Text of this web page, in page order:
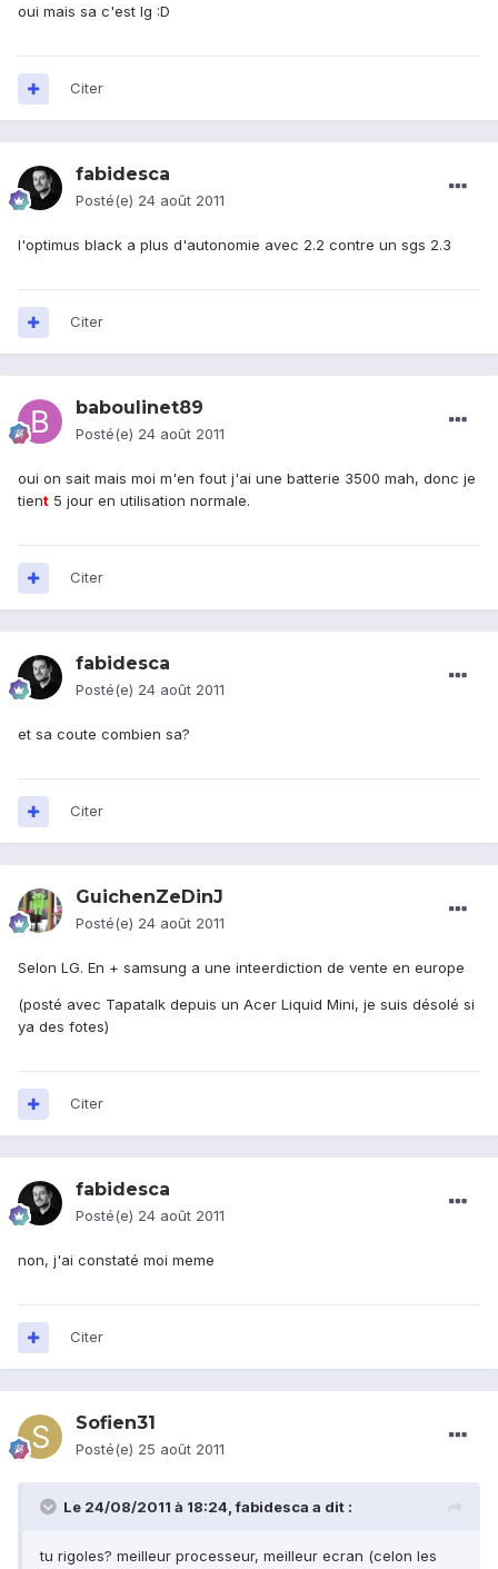
oui mais sa c'est lg :D
Citer
fabidesca
Posté(e) 24 août 2011
l'optimus black a plus d'autonomie avec 2.2 contre un sgs 2.3
Citer
baboulinet89
Posté(e) 24 août 2011
oui on sait mais moi m'en fout j'ai une batterie 3500 mah, donc je
tient 5 jour en utilisation normale.
Citer
fabidesca
Posté(e) 24 août 2011
et sa coute combien sa?
Citer
GuichenZeDinJ
Posté(e) 24 août 2011
Selon LG. En + samsung a une inteerdiction de vente en europe
(posté avec Tapatalk depuis un Acer Liquid Mini, je suis désolé si
ya des fotes)
Citer
fabidesca
Posté(e) 24 août 2011
non, j'ai constaté moi meme
Citer
Sofien31
Posté(e) 25 août 2011
Le 24/08/2011 à 18:24, fabidesca a dit :
tu rigoles? meilleur processeur, meilleur ecran (celon les